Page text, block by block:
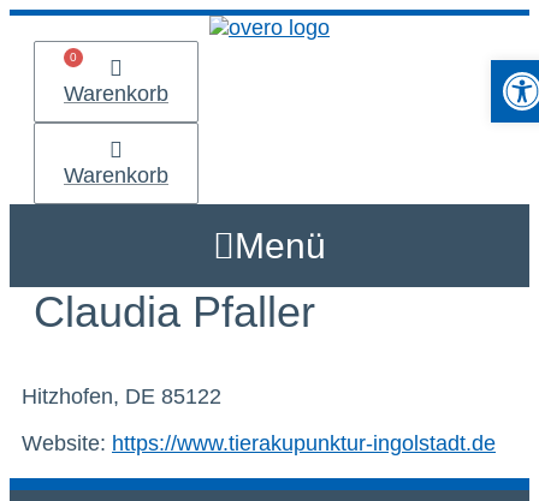
Zum
Inhalt
springen
Warenkorb
Warenkorb
Menü
Claudia Pfaller
Hitzhofen, DE 85122
Website: https://www.tierakupunktur-ingolstadt.de